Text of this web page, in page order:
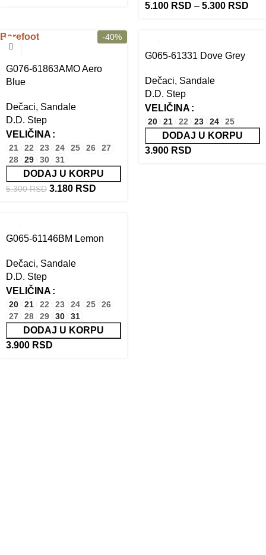
5.100 RSD – 5.300 RSD
Barefoot -40%
G076-61863AMO Aero
Blue
Dečaci, Sandale
D.D. Step
VELIČINA
21 22 23 24 25 26
27
28
29 30 31
DODAJ U KORPU
5.300RSD 3.180 RSD
G065-61331 Dove Grey
Dečaci, Sandale
D.D. Step
VELIČINA
20 21 22 23 24 25
DODAJ U KORPU
3.900 RSD
G065-61146BM Lemon
Dečaci, Sandale
D.D. Step
VELIČINA
20 21 22 23 24 25
26
27
28 29 30 31
DODAJ U KORPU
3.900 RSD